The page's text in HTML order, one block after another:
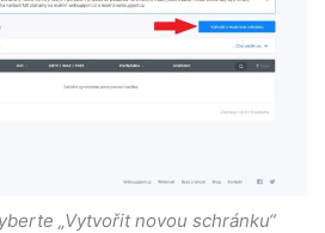
„Vytvořit novou schránku“